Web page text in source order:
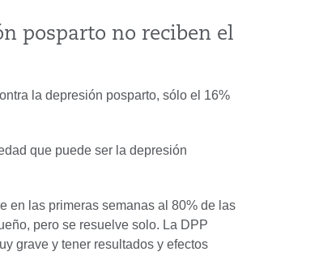
posparto no reciben el
la depresión posparto, sólo el 16%
que puede ser la depresión
en las primeras semanas al 80% de las
pero se resuelve solo. La DPP
grave y tener resultados y efectos